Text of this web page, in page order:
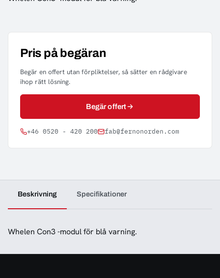
Pris på begäran
Begär en offert utan förpliktelser, så sätter en rådgivare
ihop rätt lösning.
Begär offert
+46 0520 - 420 200 fab@fernonorden.com
Beskrivning Specifikationer
Whelen Con3 -modul för blå varning.